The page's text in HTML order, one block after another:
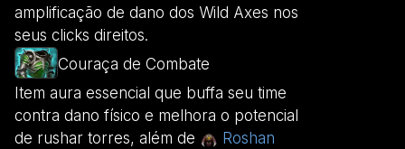
amplificação de dano dos Wild Axes nos
seus clicks direitos.
Couraça de Combate
Item aura essencial que buffa seu time
contra dano físico e melhora o potencial
de rushar torres, além de
Roshan